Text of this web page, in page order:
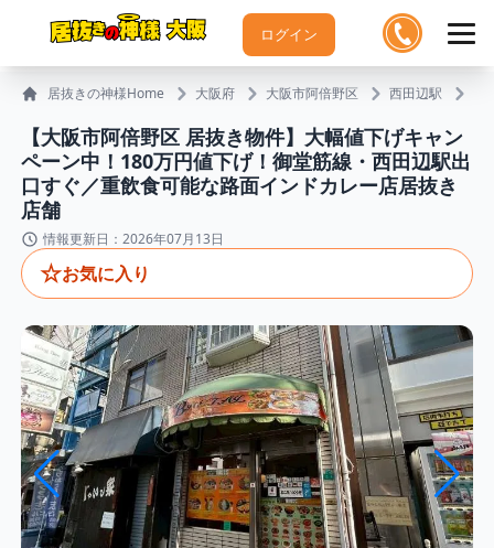
ログイン
居抜きの神様Home 大阪府 大阪市阿倍野区 西田辺駅
【大阪市阿倍野区 居抜き物件】大幅値下げキャン
ペーン中！180万円値下げ！御堂筋線・西田辺駅出
口すぐ／重飲食可能な路面インドカレー店居抜き
店舗
情報更新日：2026年07月13日
☆お気に入り